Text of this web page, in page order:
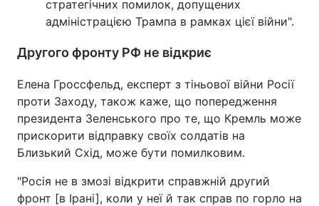
стратегічних помилок, допущених
адміністрацією Трампа в рамках цієї війни".
Другого фронту РФ не відкриє
Елена Гроссфельд, експерт з тіньової війни Росії
проти Заходу, також каже, що попередження
президента Зеленського про те, що Кремль може
прискорити відправку своїх солдатів на
Близький Схід, може бути помилковим.
"Росія не в змозі відкрити справжній другий
фронт [в Ірані], коли у неї й так справ по горло на